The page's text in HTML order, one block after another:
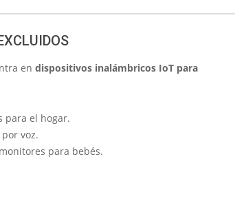
en dispositivos inalámbricos IoT para
para el hogar.
voz.
para bebés.